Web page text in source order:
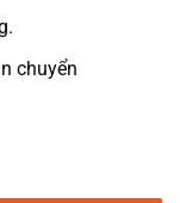
chuyển
số lượng